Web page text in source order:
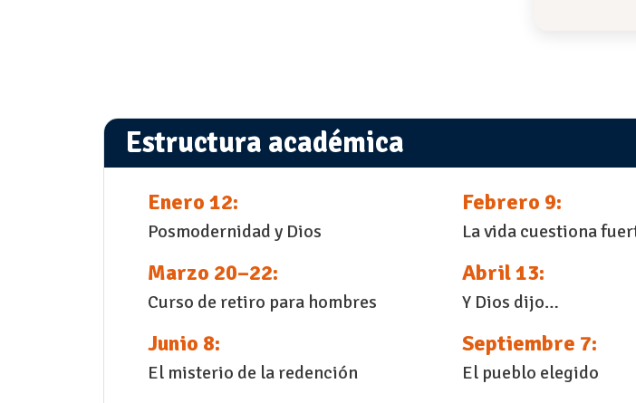
Estructura académica
Enero 12:
Posmodernidad y Dios
Marzo 20–22:
Curso de retiro para hombres
Junio 8:
El misterio de la redención
Febrero 9:
La vida cuestiona
Abril 13:
Y Dios dijo…
Septiembre 7:
El pueblo elegido